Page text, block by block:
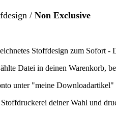
/ Non Exclusive
Stoffdesign zum Sofort -
Datei in deinen Warenkorb,
unter "meine Downloadartikel"
deiner Wahl und